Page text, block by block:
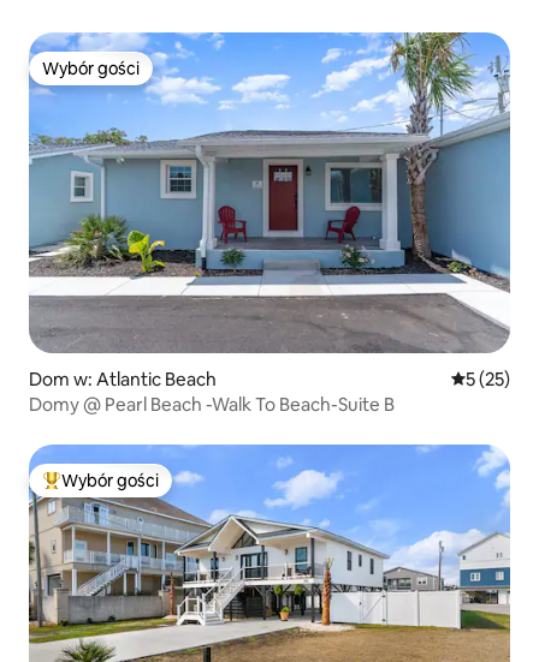
Wybór gości
Wybór gości
Dom w: Atlantic Beach Średnia
5 (25)
Domy @ Pearl Beach -Walk To Beach-Suite B
Najpopularniejsze z kategorii Wybór gości
Wybór gości